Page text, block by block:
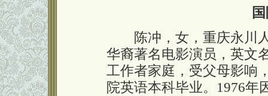
陈冲，女，重庆永川人
华裔著名电影演员，英文
工作者家庭，受父母影响
院英语本科毕业。1976年